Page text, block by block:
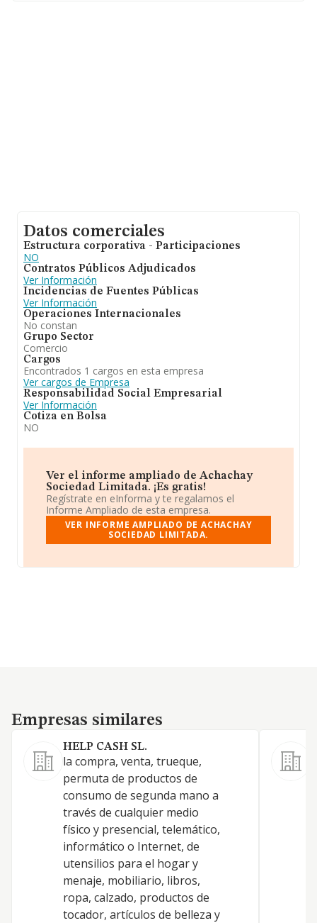
Datos comerciales
Estructura corporativa - Participaciones
NO
Contratos Públicos Adjudicados
Ver Información
Incidencias de Fuentes Públicas
Ver Información
Operaciones Internacionales
No constan
Grupo Sector
Comercio
Cargos
Encontrados 1 cargos en esta empresa
Ver cargos de Empresa
Responsabilidad Social Empresarial
Ver Información
Cotiza en Bolsa
NO
Ver el informe ampliado de Achachay
Sociedad Limitada. ¡Es gratis!
Regístrate en eInforma y te regalamos el
Informe Ampliado de esta empresa.
VER INFORME AMPLIADO DE ACHACHAY
SOCIEDAD LIMITADA.
Empresas similares
Empresas similares
HELP CASH SL.
la compra, venta, trueque,
permuta de productos de
consumo de segunda mano a
través de cualquier medio
físico y presencial, telemático,
informático o Internet, de
utensilios para el hogar y
menaje, mobiliario, libros,
ropa, calzado, productos de
tocador, artículos de belleza y